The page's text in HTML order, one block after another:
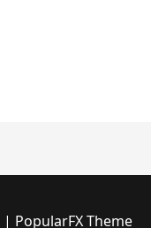
| PopularFX Theme